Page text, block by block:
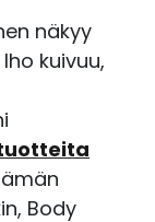
näkyy
kuivuu,
Body